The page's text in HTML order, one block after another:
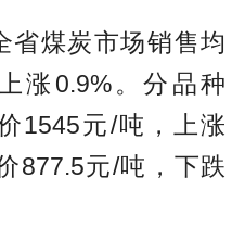
省煤炭市场销售均
涨0.9%。分品种
1545元/吨，上涨
877.5元/吨，下跌